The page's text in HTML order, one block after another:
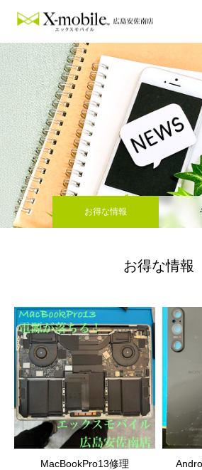
お得な情報
お得な情報
MacBookPro13修理